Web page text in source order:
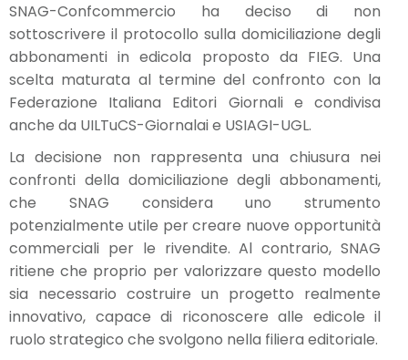
SNAG-Confcommercio ha deciso di non
sottoscrivere il protocollo sulla domiciliazione degli
abbonamenti in edicola proposto da FIEG. Una
scelta maturata al termine del confronto con la
Federazione Italiana Editori Giornali e condivisa
anche da UILTuCS-Giornalai e USIAGI-UGL.
La decisione non rappresenta una chiusura nei
confronti della domiciliazione degli abbonamenti,
che SNAG considera uno strumento
potenzialmente utile per creare nuove opportunità
commerciali per le rivendite. Al contrario, SNAG
ritiene che proprio per valorizzare questo modello
sia necessario costruire un progetto realmente
innovativo, capace di riconoscere alle edicole il
ruolo strategico che svolgono nella filiera editoriale.